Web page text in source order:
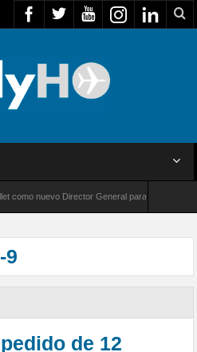
nuevo Director General para América Latina
9
de 12